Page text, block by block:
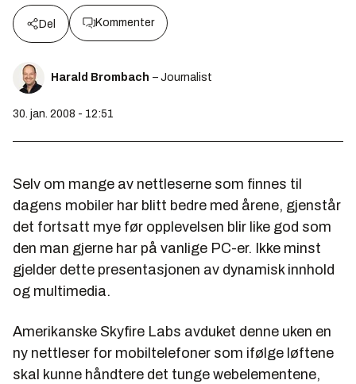
Del Kommenter
Harald Brombach – Journalist
30. jan. 2008 - 12:51
Selv om mange av nettleserne som finnes til
dagens mobiler har blitt bedre med årene, gjenstår
det fortsatt mye før opplevelsen blir like god som
den man gjerne har på vanlige PC-er. Ikke minst
gjelder dette presentasjonen av dynamisk innhold
og multimedia.
Amerikanske Skyfire Labs avduket denne uken en
ny nettleser for mobiltelefoner som ifølge løftene
skal kunne håndtere det tunge webelementene,